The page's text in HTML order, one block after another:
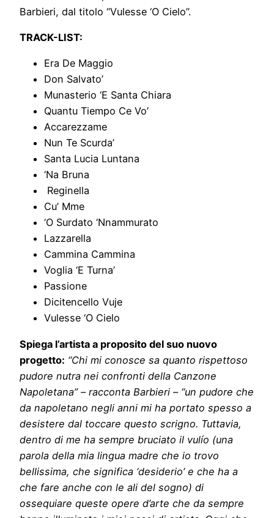
Barbieri, dal titolo “Vulesse ‘O Cielo”.
TRACK-LIST:
Era De Maggio
Don Salvato’
Munasterio ‘E Santa Chiara
Quantu Tiempo Ce Vo’
Accarezzame
Nun Te Scurda’
Santa Lucia Luntana
‘Na Bruna
Reginella
Cu’ Mme
‘O Surdato ‘Nnammurato
Lazzarella
Cammina Cammina
Voglia ‘E Turna’
Passione
Dicitencello Vuje
Vulesse ‘O Cielo
Spiega l’artista a proposito del suo nuovo
progetto: “Chi mi conosce sa quanto rispettoso
pudore nutra nei confronti della Canzone
Napoletana” – racconta Barbieri – “un pudore che
da napoletano negli anni mi ha portato spesso a
desistere dal toccare questo scrigno. Tuttavia,
dentro di me ha sempre bruciato il vulío (una
parola della mia lingua madre che io trovo
bellissima, che significa ‘desiderio’ e che ha a
che fare anche con le ali del sogno) di
ossequiare queste opere d’arte che da sempre